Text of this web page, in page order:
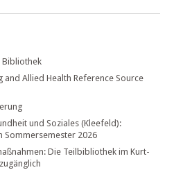
Bibliothek
and Allied Health Reference Source
und Soziales (Kleefeld):
Sommersemester 2026
Die Teilbibliothek im Kurt-